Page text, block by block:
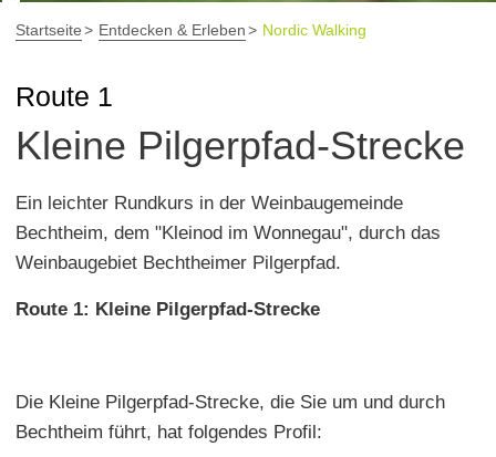
Startseite Entdecken & Erleben Nordic Walking
Route 1
Kleine Pilgerpfad-Strecke
Ein leichter Rundkurs in der Weinbaugemeinde
Bechtheim, dem "Kleinod im Wonnegau", durch das
Weinbaugebiet Bechtheimer Pilgerpfad.
Route 1: Kleine Pilgerpfad-Strecke
Die Kleine Pilgerpfad-Strecke, die Sie um und durch
Bechtheim führt, hat folgendes Profil: